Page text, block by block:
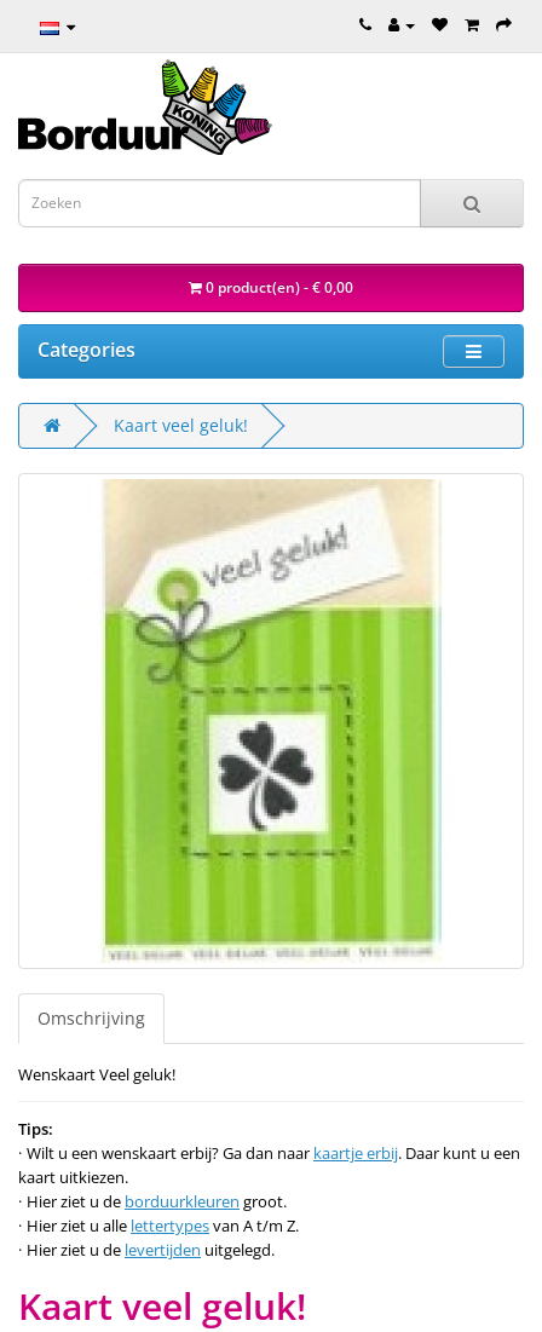
0 product(en) - € 0,00
Categories
Kaart veel geluk!
Omschrijving
Wenskaart Veel geluk!
Tips:
Wilt u een wenskaart erbij? Ga dan naar kaartje erbij. Daar kunt u een
kaart uitkiezen.
Hier ziet u de borduurkleuren groot.
Hier ziet u alle lettertypesvan A t/m Z.
Hier ziet u de levertijden uitgelegd.
Kaart veel geluk!